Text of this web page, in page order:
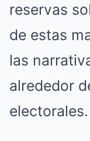
reservas
de estas
las
alrededor
electorales.